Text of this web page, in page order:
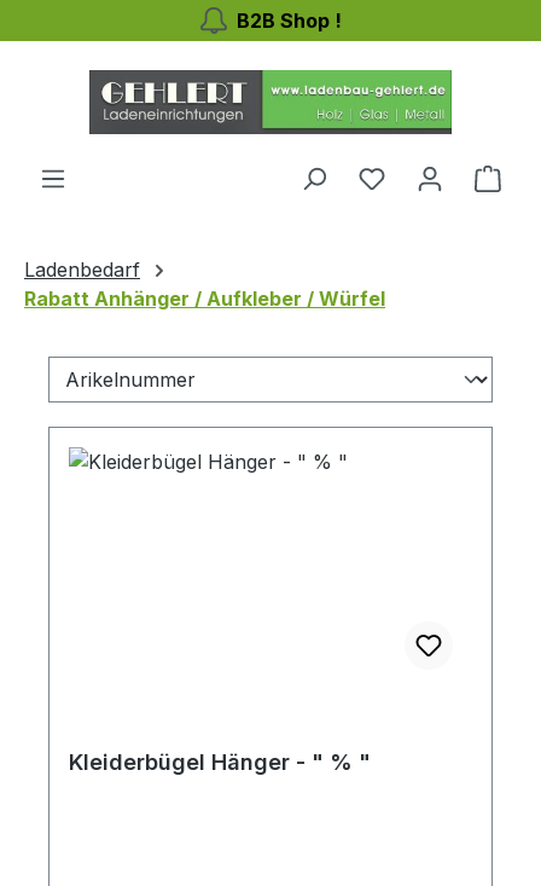
Zum Hauptinhalt springenB2B Shop !
Du hast 0
Ladenbedarf
Rabatt Anhänger / Aufkleber / Würfel
Kleiderbügel Hänger - " % "